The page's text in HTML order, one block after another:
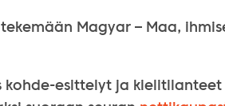
Magyar – Maa,
kohde-esittelyt ja kielitilanteet